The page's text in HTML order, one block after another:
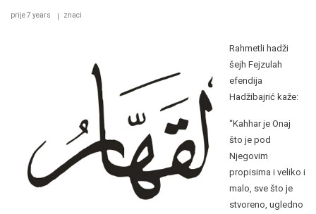
prije 7 years znaci
Rahmetli hadži
šejh Fejzulah
efendija
Hadžibajrić kaže:
“Kahhar je Onaj
što je pod
Njegovim
propisima i veliko i
malo, sve što je
stvoreno, ugledno